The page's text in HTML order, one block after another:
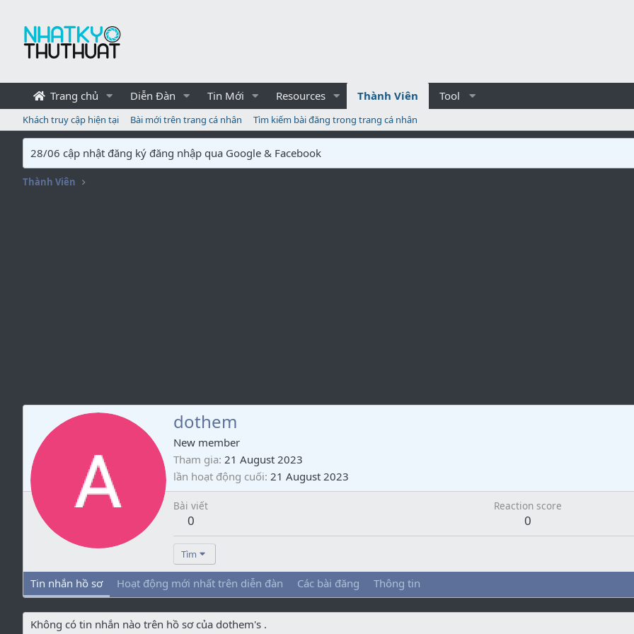
Trang chủ Diễn Đàn Tin Mới Resources Thành Viên Tool
Khách truy cập hiện tại Bài mới trên trang cá nhân Tìm kiếm bài đăng trong trang cá nhân
28/06 cập nhật đăng ký đăng nhập qua Google & Facebook
Thành Viên
dothem
New member
Tham gia 21 August 2023
lần hoạt động cuối 21 August 2023
Bài viết
0
Reaction score
0
Tìm
Tin nhắn hồ sơ Hoạt động mới nhất trên diễn đàn Các bài đăng Thông tin
Không có tin nhắn nào trên hồ sơ của dothem's .